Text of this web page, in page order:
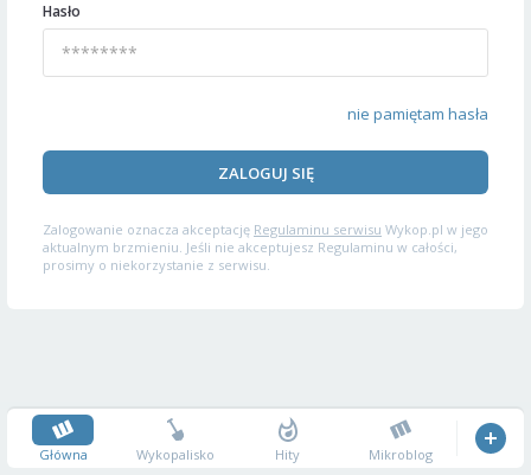
Hasło
nie pamiętam hasła
ZALOGUJ SIĘ
Zalogowanie oznacza akceptację Regulaminu serwisu Wykop.pl w jego
aktualnym brzmieniu. Jeśli nie akceptujesz Regulaminu w całości,
prosimy o niekorzystanie z serwisu.
Główna Wykopalisko Hity Mikroblog